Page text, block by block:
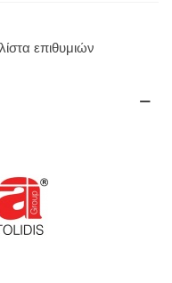
επιθυμιών